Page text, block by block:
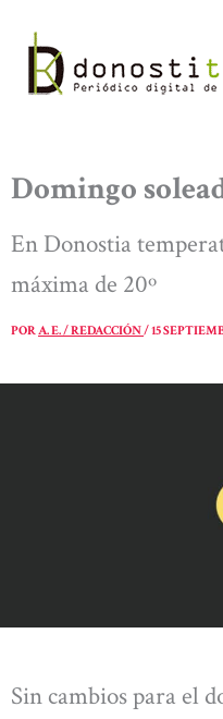
contenido
Domingo
En Donostia
máxima de 20º
PORA. E. / REDACCIÓN/15
Sin cambios para el